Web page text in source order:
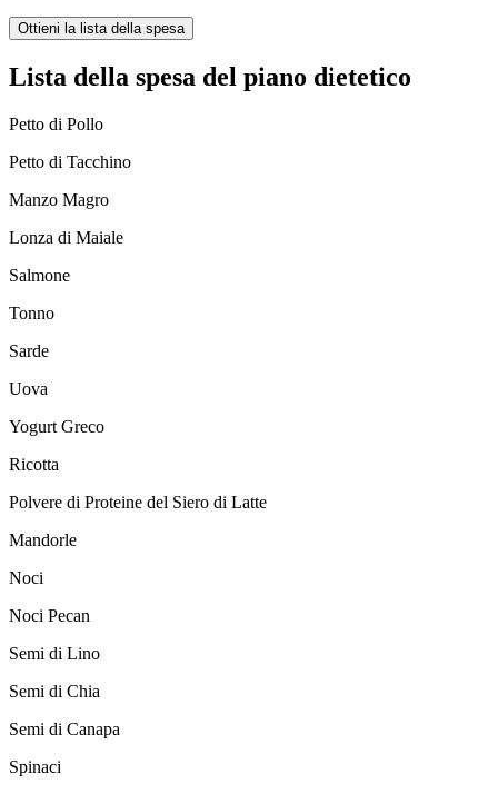
Ottieni la lista della spesa
Lista della spesa del piano dietetico
Petto di Pollo
Petto di Tacchino
Manzo Magro
Lonza di Maiale
Salmone
Tonno
Sarde
Uova
Yogurt Greco
Ricotta
Polvere di Proteine del Siero di Latte
Mandorle
Noci
Noci Pecan
Semi di Lino
Semi di Chia
Semi di Canapa
Spinaci